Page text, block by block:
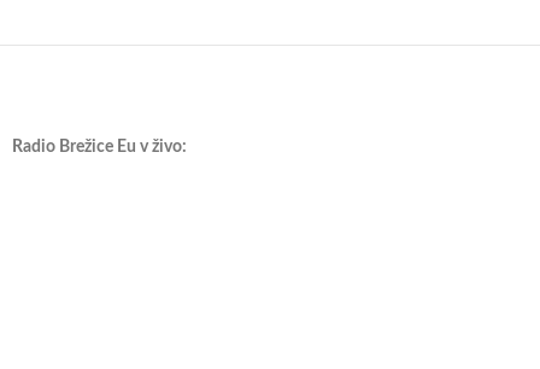
Radio Brežice Eu v živo: